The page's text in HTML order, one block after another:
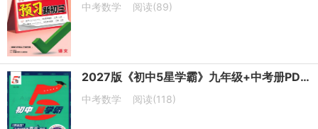
中考数学 阅读(89)
2027版《初中5星学霸》九年级+中考册PDF电子版下载
中考数学 阅读(118)